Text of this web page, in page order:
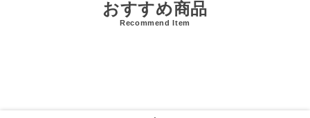
おすすめ商品
Recommend Item